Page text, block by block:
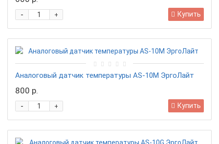
+
- Купить
Аналоговый датчик температуры AS-10M ЭргоЛайт
800 р.
+
- Купить